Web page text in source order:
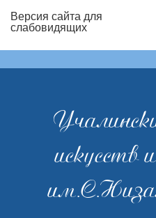
Версия сайта для
слабовидящих
искусств